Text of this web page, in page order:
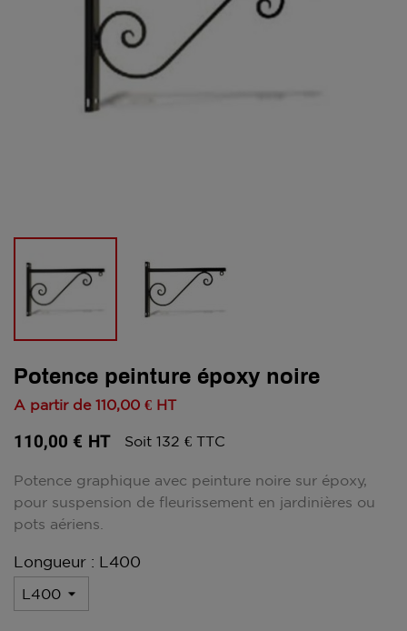
Potence peinture époxy noire
A partir de 110,00 € HT
110,00 € HT Soit 132 € TTC
Potence graphique avec peinture noire sur époxy,
pour suspension de fleurissement en jardinières ou
pots aériens.
Longueur : L400